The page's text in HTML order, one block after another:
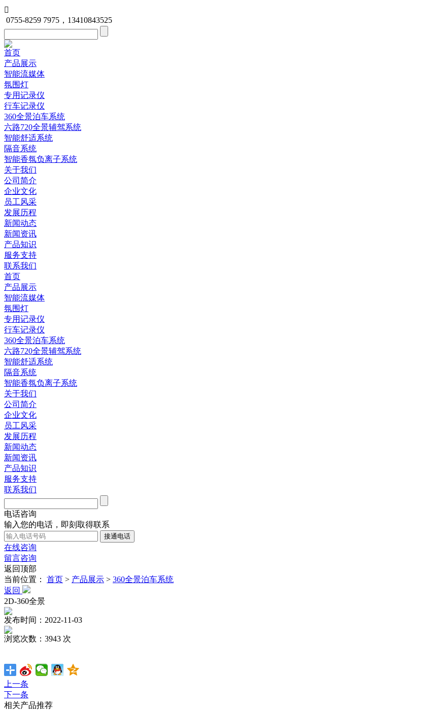

0755-8259 7975，13410843525
首页
产品展示
智能流媒体
氛围灯
专用记录仪
行车记录仪
360全景泊车系统
六路720全景辅驾系统
智能舒适系统
隔音系统
智能香氛负离子系统
关于我们
公司简介
企业文化
员工风采
发展历程
新闻动态
新闻资讯
产品知识
服务支持
联系我们
首页
产品展示
智能流媒体
氛围灯
专用记录仪
行车记录仪
360全景泊车系统
六路720全景辅驾系统
智能舒适系统
隔音系统
智能香氛负离子系统
关于我们
公司简介
企业文化
员工风采
发展历程
新闻动态
新闻资讯
产品知识
服务支持
联系我们
电话咨询
输入您的电话，即刻取得联系
在线咨询
留言咨询
返回顶部
当前位置： 首页 > 产品展示 > 360全景泊车系统
返回
2D-360全景
发布时间：2022-11-03
浏览次数：3943 次
上一条
下一条
相关产品推荐